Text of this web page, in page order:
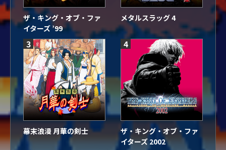
ザ・キング・オブ・ファ
イターズ ’99
メタルスラッグ 4
3
幕末浪漫 月華の剣士
4
ザ・キング・オブ・ファ
イターズ 2002